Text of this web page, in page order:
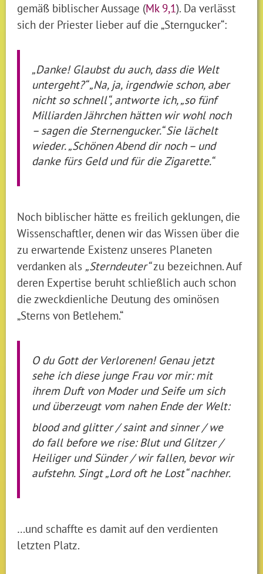
gemäß biblischer Aussage (Mk 9,1). Da verlässt
sich der Priester lieber auf die „Sterngucker“:
„Danke! Glaubst du auch, dass die Welt
untergeht?“ „Na, ja, irgendwie schon, aber
nicht so schnell“, antworte ich, „so fünf
Milliarden Jährchen hätten wir wohl noch
– sagen die Sternengucker.“ Sie lächelt
wieder. „Schönen Abend dir noch – und
danke fürs Geld und für die Zigarette.“
Noch biblischer hätte es freilich geklungen, die
Wissenschaftler, denen wir das Wissen über die
zu erwartende Existenz unseres Planeten
verdanken als „Sterndeuter“zu bezeichnen. Auf
deren Expertise beruht schließlich auch schon
die zweckdienliche Deutung des ominösen
„Sterns von Betlehem.“
O du Gott der Verlorenen! Genau jetzt
sehe ich diese junge Frau vor mir: mit
ihrem Duft von Moder und Seife um sich
und überzeugt vom nahen Ende der Welt:
blood and glitter / saint and sinner / we
do fall before we rise: Blut und Glitzer /
Heiliger und Sünder / wir fallen, bevor wir
aufstehn. Singt „Lord oft he Lost“ nachher.
…und schaffte es damit auf den verdienten
letzten Platz.